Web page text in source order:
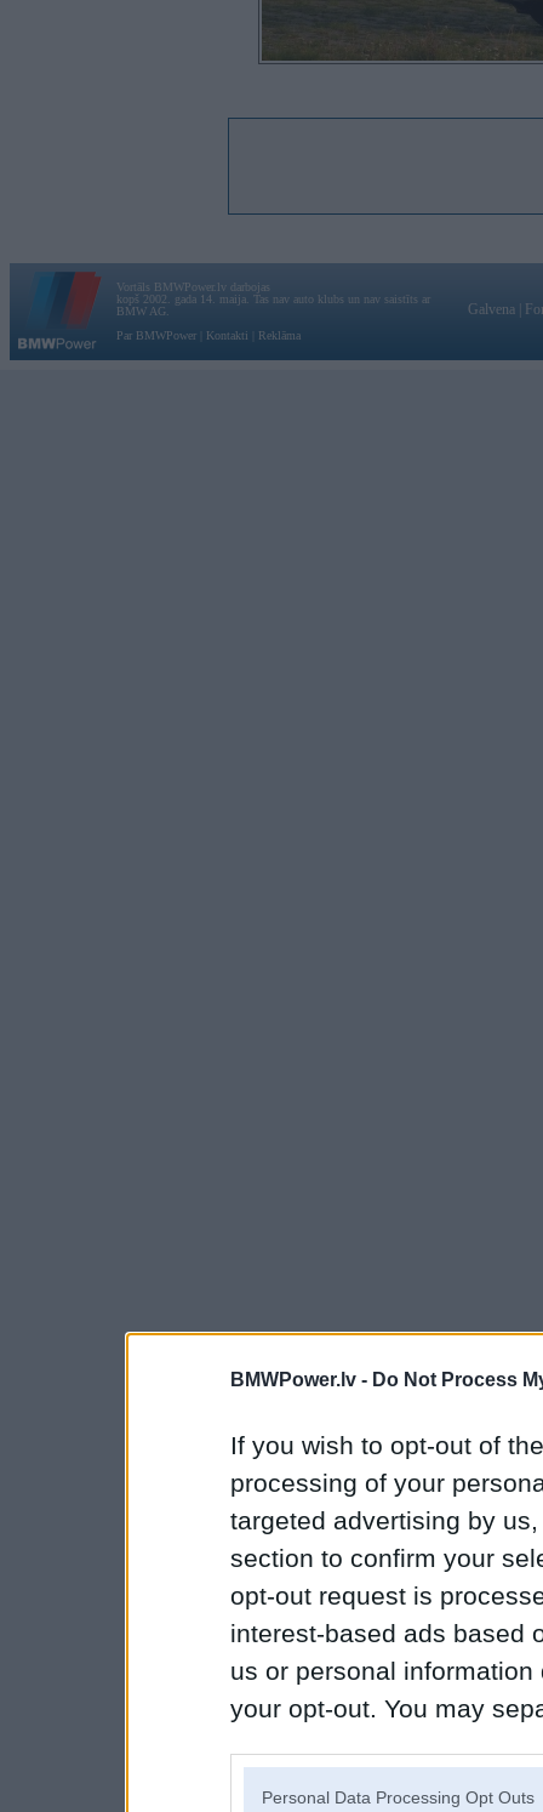
BMWPower.lv - Do Not Process
If you wish to opt-out of
processing of your
targeted advertising by
section to confirm your
opt-out request is
interest-based ads based
us or personal
your opt-out. You may
Personal Data Processing Opt Outs
Vortāls BMWPower.lv darbojas
kopš 2002. gada 14. maija. Tas nav auto klubs un nav saistīts ar
BMW AG.
Par BMWPower
Kontakti Reklāma
Galvena